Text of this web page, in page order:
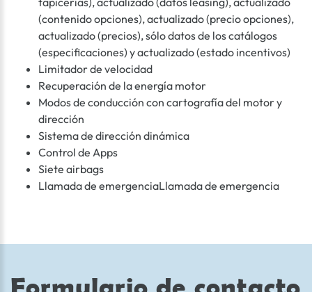
(contenido opciones), actualizado (precio opciones),
actualizado (precios), sólo datos de los catálogos
(especificaciones) y actualizado (estado incentivos)
Limitador de velocidad
Recuperación de la energía motor
Modos de conducción con cartografía del motor y
dirección
Sistema de dirección dinámica
Control de Apps
Siete airbags
Llamada de emergenciaLlamada de emergencia